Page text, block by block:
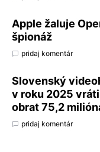
Apple žaluje
špionáž
pridaj komentár
Slovenský
v roku 2025
obrat 75,2
pridaj komentár